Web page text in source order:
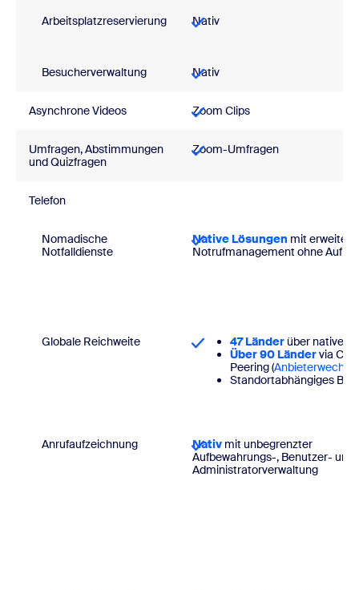
Arbeitsplatzreservierung Nativ
Besucherverwaltung Nativ
Asynchrone Videos Zoom Clips
Umfragen, Abstimmungen
und Quizfragen
Zoom-Umfragen
Telefon
Nomadische
Notfalldienste
Native Lösungen mit
Notrufmanagement ohne
Globale Reichweite 47 Länderüber natives
Über 90 Ländervia
Peering (Anbieterwechsel
Standortabhängiges
Anrufaufzeichnung Nativ mit unbegrenzter
Aufbewahrungs-, Benutzer- und
Administratorverwaltung